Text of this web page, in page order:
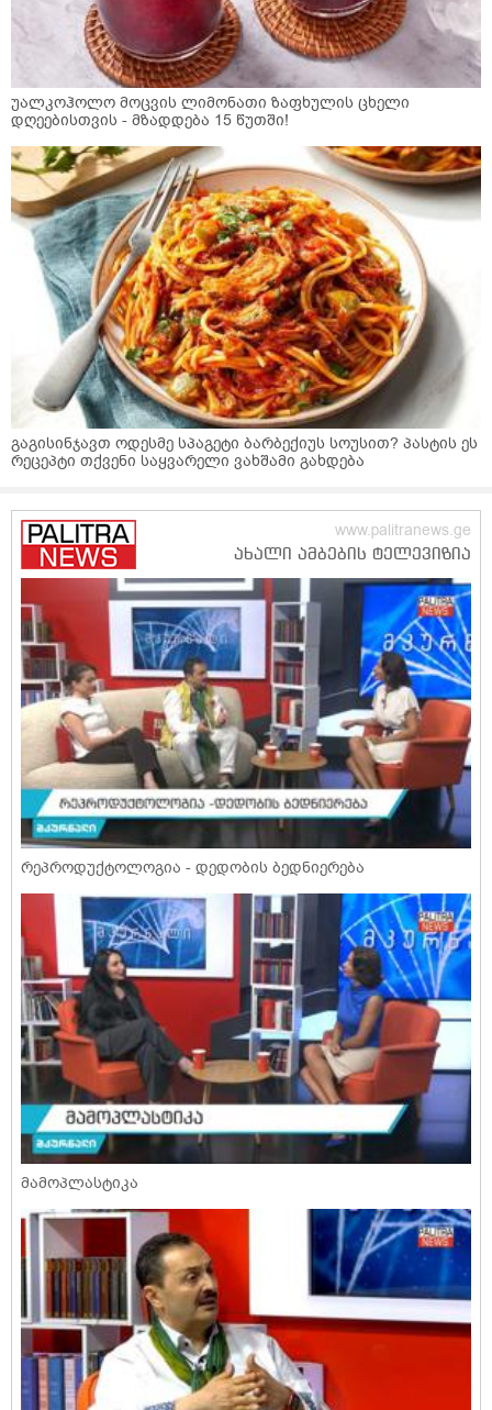
უალკოჰოლო მოცვის ლიმონათი ზაფხულის ცხელი
დღეებისთვის - მზადდება 15 წუთში!
გაგისინჯავთ ოდესმე სპაგეტი ბარბექიუს სოუსით? პასტის ეს
რეცეპტი თქვენი საყვარელი ვახშამი გახდება
რეპროდუქტოლოგია - დედობის ბედნიერება
მამოპლასტიკა